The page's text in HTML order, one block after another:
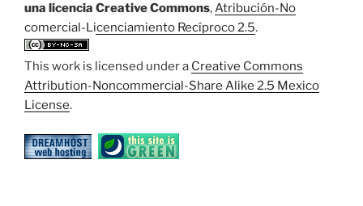
una licencia Creative Commons,Atribución-No
comercial-Licenciamiento Recíproco 2.5.
This work is licensed under a Creative Commons
Attribution-Noncommercial-Share Alike 2.5 Mexico
License.